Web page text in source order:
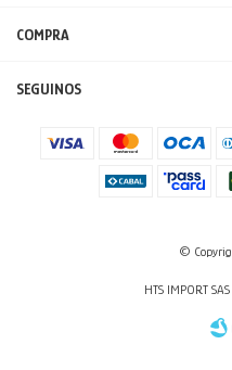
COMPRA
SEGUINOS
©
HTS IMPORT